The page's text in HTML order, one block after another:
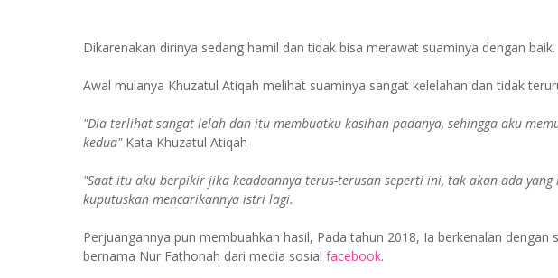
Dikarenakan dirinya sedang hamil dan tidak bisa merawat suaminya dengan baik.
Awal mulanya Khuzatul Atiqah melihat suaminya sangat kelelahan dan tidak
"Dia terlihat sangat lelah dan itu membuatku kasihan padanya, sehingga aku
kedua"Kata Khuzatul Atiqah
"Saat itu aku berpikir jika keadaannya terus-terusan seperti ini, tak akan ada yang
kuputuskan mencarikannya istri lagi.
Perjuangannya pun membuahkan hasil, Pada tahun 2018, Ia berkenalan dengan
bernama Nur Fathonah dari media sosial facebook.